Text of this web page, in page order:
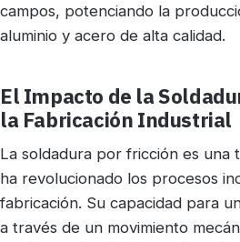
campos, potenciando la
aluminio y acero de alta calidad.
El Impacto de la
la Fabricación Industrial
La soldadura por fricción es una
ha revolucionado los procesos
fabricación. Su capacidad para
a través de un movimiento